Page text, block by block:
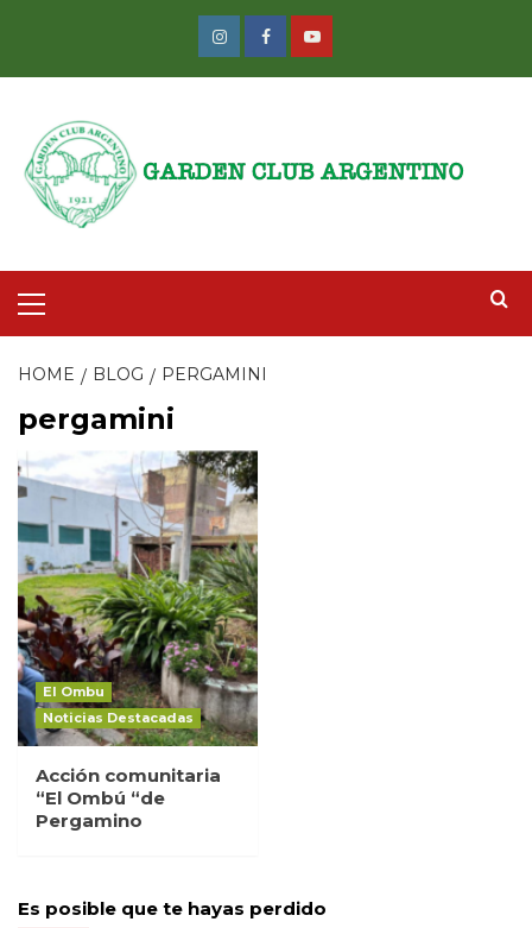
Instagram
FacebookYoutube
Menu
HOME BLOG PERGAMINI
pergamini
El Ombu
Noticias Destacadas
Acción comunitaria
“El Ombú “de
Pergamino
Es posible que te hayas perdido